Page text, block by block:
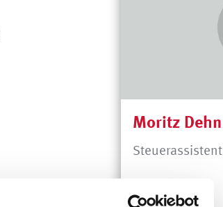
Moritz Dehn
Steuerassistent